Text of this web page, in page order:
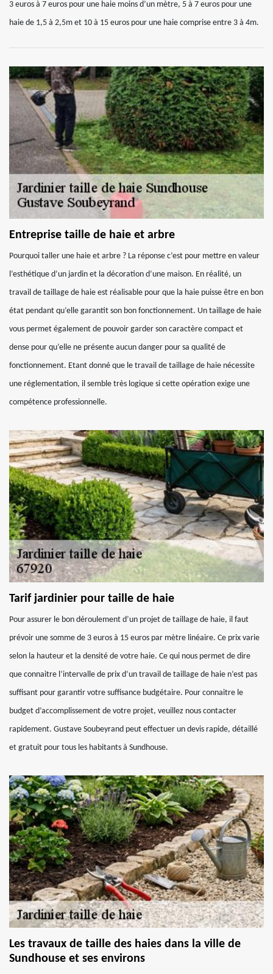
3 euros à 7 euros pour une haie moins d’un mètre, 5 à 7 euros pour une
haie de 1,5 à 2,5m et 10 à 15 euros pour une haie comprise entre 3 à 4m.
Entreprise taille de haie et arbre
Pourquoi taller une haie et arbre ? La réponse c’est pour mettre en valeur
l’esthétique d’un jardin et la décoration d’une maison. En réalité, un
travail de taillage de haie est réalisable pour que la haie puisse être en bon
état pendant qu’elle garantit son bon fonctionnement. Un taillage de haie
vous permet également de pouvoir garder son caractère compact et
dense pour qu’elle ne présente aucun danger pour sa qualité de
fonctionnement. Etant donné que le travail de taillage de haie nécessite
une réglementation, il semble très logique si cette opération exige une
compétence professionnelle.
Tarif jardinier pour taille de haie
Pour assurer le bon déroulement d’un projet de taillage de haie, il faut
prévoir une somme de 3 euros à 15 euros par mètre linéaire. Ce prix varie
selon la hauteur et la densité de votre haie. Ce qui nous permet de dire
que connaitre l’intervalle de prix d’un travail de taillage de haie n’est pas
suffisant pour garantir votre suffisance budgétaire. Pour connaitre le
budget d’accomplissement de votre projet, veuillez nous contacter
rapidement. Gustave Soubeyrand peut effectuer un devis rapide, détaillé
et gratuit pour tous les habitants à Sundhouse.
Les travaux de taille des haies dans la ville de
Sundhouse et ses environs